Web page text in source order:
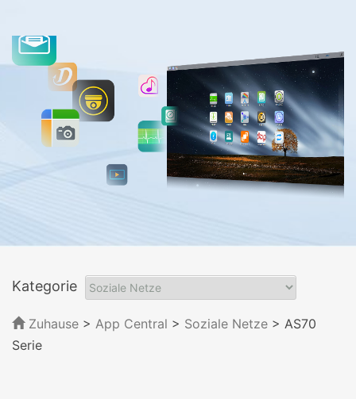
Kategorie
Zuhause > App Central > Soziale Netze > AS70
Serie